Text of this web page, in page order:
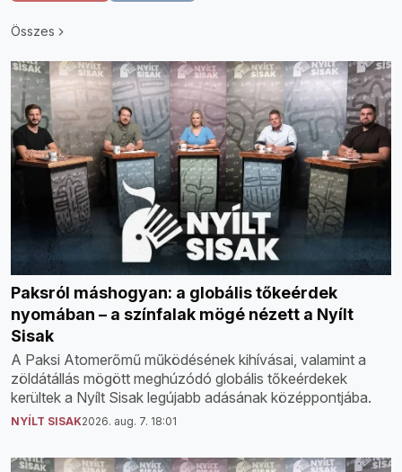
Összes
Paksról máshogyan: a globális tőkeérdek
nyomában – a színfalak mögé nézett a Nyílt
Sisak
A Paksi Atomerőmű működésének kihívásai, valamint a
zöldátállás mögött meghúzódó globális tőkeérdekek
kerültek a Nyílt Sisak legújabb adásának középpontjába.
NYÍLT SISAK2026. aug. 7. 18:01